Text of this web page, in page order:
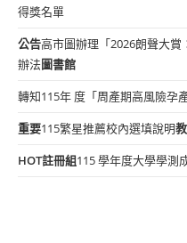
得獎名單
公告高市圖辦理「2026朗聲大
辦法圖書館
轉知115年 度「周產期高風險孕
重要115繁星推薦校內選填說明
HOT註冊組115 學年度大學學測